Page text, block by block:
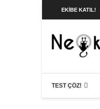
EKIBE KATIL!
TEST ÇÖZ!